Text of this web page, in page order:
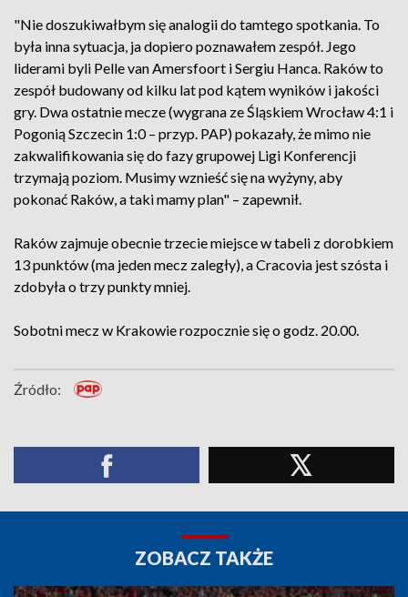
"Nie doszukiwałbym się analogii do tamtego spotkania. To
była inna sytuacja, ja dopiero poznawałem zespół. Jego
liderami byli Pelle van Amersfoort i Sergiu Hanca. Raków to
zespół budowany od kilku lat pod kątem wyników i jakości
gry. Dwa ostatnie mecze (wygrana ze Śląskiem Wrocław 4:1 i
Pogonią Szczecin 1:0 – przyp. PAP) pokazały, że mimo nie
zakwalifikowania się do fazy grupowej Ligi Konferencji
trzymają poziom. Musimy wznieść się na wyżyny, aby
pokonać Raków, a taki mamy plan" – zapewnił.
Raków zajmuje obecnie trzecie miejsce w tabeli z dorobkiem
13 punktów (ma jeden mecz zaległy), a Cracovia jest szósta i
zdobyła o trzy punkty mniej.
Sobotni mecz w Krakowie rozpocznie się o godz. 20.00.
Źródło:
ZOBACZ TAKŻE